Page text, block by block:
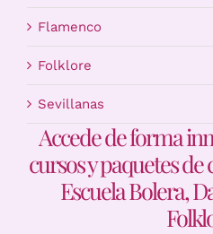
Flamenco
Folklore
Sevillanas
Accede de forma
cursos y paquetes de
Escuela Bolera,